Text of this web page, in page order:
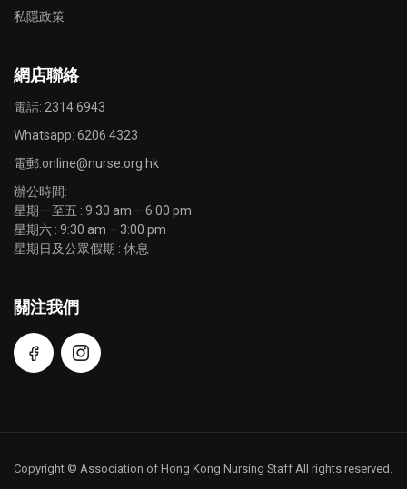
私隱政策
網店聯絡
電話: 2314 6943
Whatsapp: 6206 4323
電郵:online@nurse.org.hk
辦公時間:
星期一至五 : 9:30 am – 6:00 pm
星期六 : 9:30 am – 3:00 pm
星期日及公眾假期 : 休息
關注我們
Copyright © Association of Hong Kong Nursing Staff All rights reserved.